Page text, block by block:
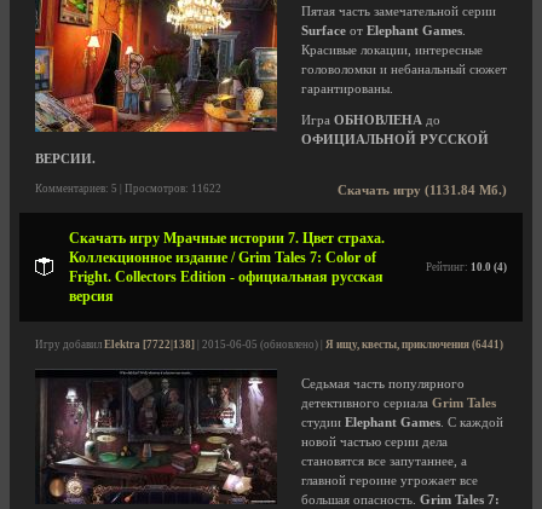
Пятая часть замечательной серии
Surface от Elephant Games
Красивые локации, интересные
головоломки и небанальный сюжет
гарантированы.
Игра ОБНОВЛЕНА до
ОФИЦИАЛЬНОЙ РУССКОЙ
ВЕРСИИ.
Скачать игру (1131.84 Мб.)
Комментариев: 5 | Просмотров: 11622
Скачать игру Мрачные истории 7. Цвет страха.
Коллекционное издание / Grim Tales 7: Color of
Fright. Collectors Edition - официальная русская
версия
Рейтинг: 10.0 (4)
Игру добавил Elektra [7722|138] | 2015-06-05 (обновлено) | Я ищу, квесты, приключения (6441)
Седьмая часть популярного
детективного сериала Grim Tales
студии Elephant Games . С каждой
новой частью серии дела
становятся все запутаннее, а
главной героине угрожает все
большая опасность. Grim Tales 7: